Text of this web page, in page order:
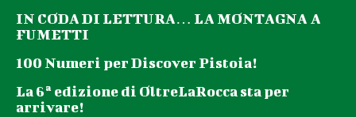
IN CODA DI LETTURA… LA MONTAGNA A
FUMETTI
100 Numeri per Discover Pistoia!
La 6ª edizione di OltreLaRocca sta per
arrivare!